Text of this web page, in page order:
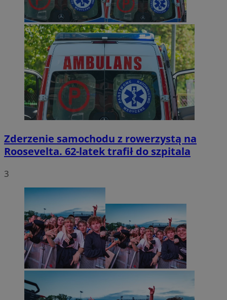
Zderzenie samochodu z rowerzystą na
Roosevelta. 62-latek trafił do szpitala
3